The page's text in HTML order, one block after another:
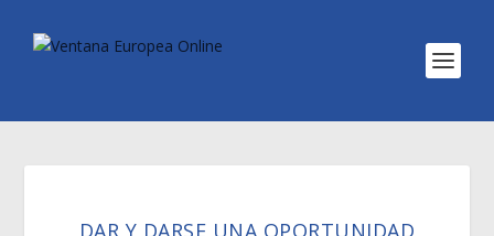
DAR Y DARSE UNA OPORTUNIDAD